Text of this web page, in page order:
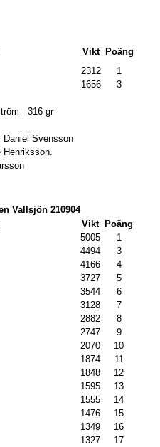
Vikt
Poäng
2312
1
1656 3
316 gr
Daniel Svensson
Henriksson.
Vallsjön 210904
Vikt
Poäng
5005
1
4494
3
4166
4
3727
5
3544
6
3128
7
2882
8
2747
9
2070
10
1874
11
1848
12
1595
13
1555
14
1476
15
1349
16
1327
17